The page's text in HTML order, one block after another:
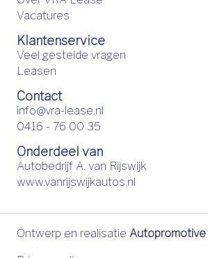
Vacatures
Klantenservice
Veel gestelde vragen
Leasen
Contact
info@vra-lease.nl
0416 - 76 00 35
Onderdeel van
Autobedrijf A. van Rijswijk
www.vanrijswijkautos.nl
Ontwerp en realisatie Autopromotive